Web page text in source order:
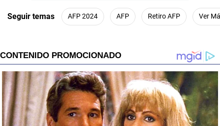
Seguir temas AFP 2024 AFP Retiro AFP Ver